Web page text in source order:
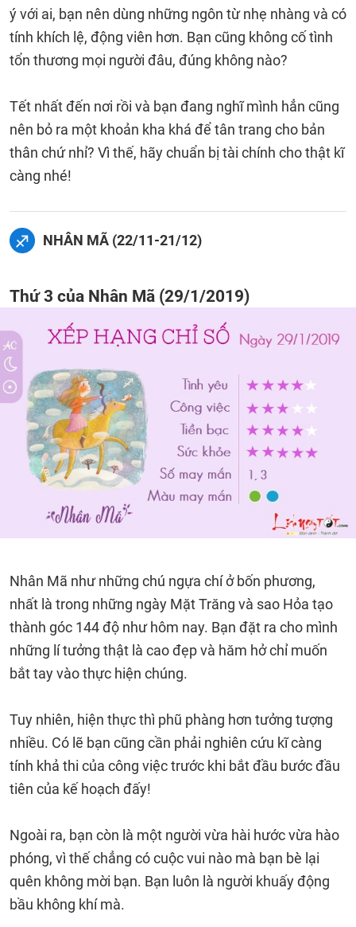
ý với ai, bạn nên dùng những ngôn từ nhẹ nhàng và có
tính khích lệ, động viên hơn. Bạn cũng không cố tình
tổn thương mọi người đâu, đúng không nào?
Tết nhất đến nơi rồi và bạn đang nghĩ mình hẳn cũng
nên bỏ ra một khoản kha khá để tân trang cho bản
thân chứ nhỉ? Vì thế, hãy chuẩn bị tài chính cho thật kĩ
càng nhé!
NHÂN MÃ (22/11-21/12)
Thứ 3 của Nhân Mã (29/1/2019)
Nhân Mã như những chú ngựa chí ở bốn phương,
nhất là trong những ngày Mặt Trăng và sao Hỏa tạo
thành góc 144 độ như hôm nay. Bạn đặt ra cho mình
những lí tưởng thật là cao đẹp và hăm hở chỉ muốn
bắt tay vào thực hiện chúng.
Tuy nhiên, hiện thực thì phũ phàng hơn tưởng tượng
nhiều. Có lẽ bạn cũng cần phải nghiên cứu kĩ càng
tính khả thi của công việc trước khi bắt đầu bước đầu
tiên của kế hoạch đấy!
Ngoài ra, bạn còn là một người vừa hài hước vừa hào
phóng, vì thế chẳng có cuộc vui nào mà bạn bè lại
quên không mời bạn. Bạn luôn là người khuấy động
bầu không khí mà.